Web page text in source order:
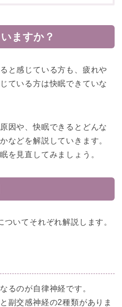
ますか？
と感じている方も、疲れや
ている方は快眠できていな
因や、快眠できるとどんな
などを解説していきます。
を見直してみましょう。
いてそれぞれ解説します。
るのが自律神経です。
副交感神経の2種類がありま